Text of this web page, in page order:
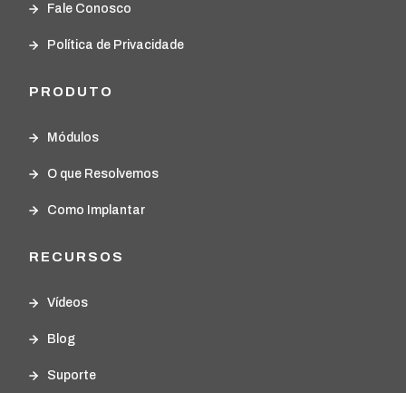
Fale Conosco
Política de Privacidade
PRODUTO
Módulos
O que Resolvemos
Como Implantar
RECURSOS
Vídeos
Blog
Suporte